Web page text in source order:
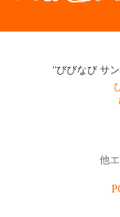
"びびなび サ
他